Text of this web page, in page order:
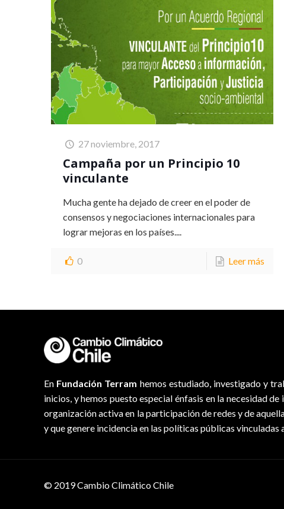
27 noviembre, 2017
Campaña por un Principio 10
vinculante
Mucha gente ha dejado de creer en el poder de
consensos y negociaciones internacionales para
lograr mejoras en los países....
0 Leer más
En Fundación Terram hemos estudiado, investigado y
inicios, y hemos puesto especial énfasis en la necesidad
organización activa en la participación de redes y de
y que genere incidencia en las políticas públicas vinculadas
© 2019 Cambio Climático Chile